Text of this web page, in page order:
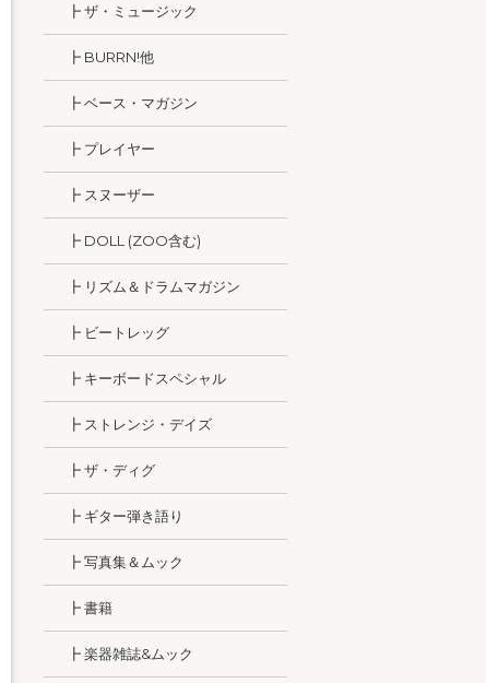
┣ ザ・ミュージック
┣ BURRN!他
┣ ベース・マガジン
┣ プレイヤー
┣ スヌーザー
┣ DOLL (ZOO含む)
┣ リズム＆ドラムマガジン
┣ ビートレッグ
┣ キーボードスペシャル
┣ ストレンジ・デイズ
┣ ザ・ディグ
┣ ギター弾き語り
┣ 写真集＆ムック
┣ 書籍
┣ 楽器雑誌&ムック